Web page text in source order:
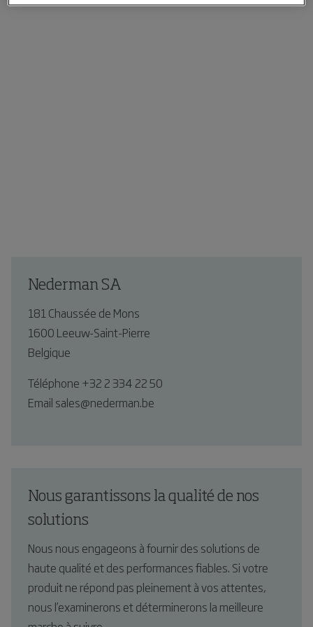
Nederman SA
181 Chaussée de Mons
1600 Leeuw-Saint-Pierre
Belgique
Téléphone +32 2 334 22 50
Email sales@nederman.be
Nous garantissons la qualité de nos
solutions
Nous nous engageons à fournir des solutions de
haute qualité et des performances fiables. Si votre
produit ne répond pas pleinement à vos attentes,
nous l’examinerons et déterminerons la meilleure